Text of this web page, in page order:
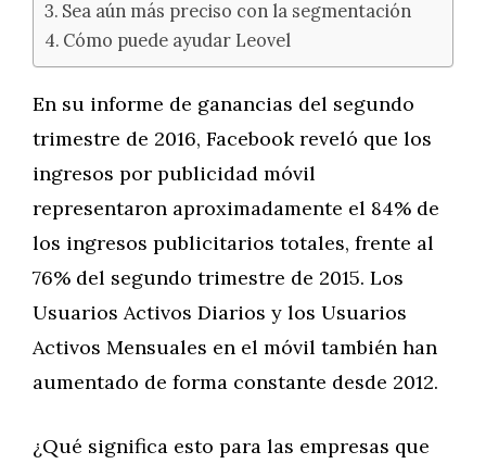
Sea aún más preciso con la segmentación
Cómo puede ayudar Leovel
En su informe de ganancias del segundo
trimestre de 2016, Facebook reveló que los
ingresos por publicidad móvil
representaron aproximadamente el 84% de
los ingresos publicitarios totales, frente al
76% del segundo trimestre de 2015. Los
Usuarios Activos Diarios y los Usuarios
Activos Mensuales en el móvil también han
aumentado de forma constante desde 2012.
¿Qué significa esto para las empresas que